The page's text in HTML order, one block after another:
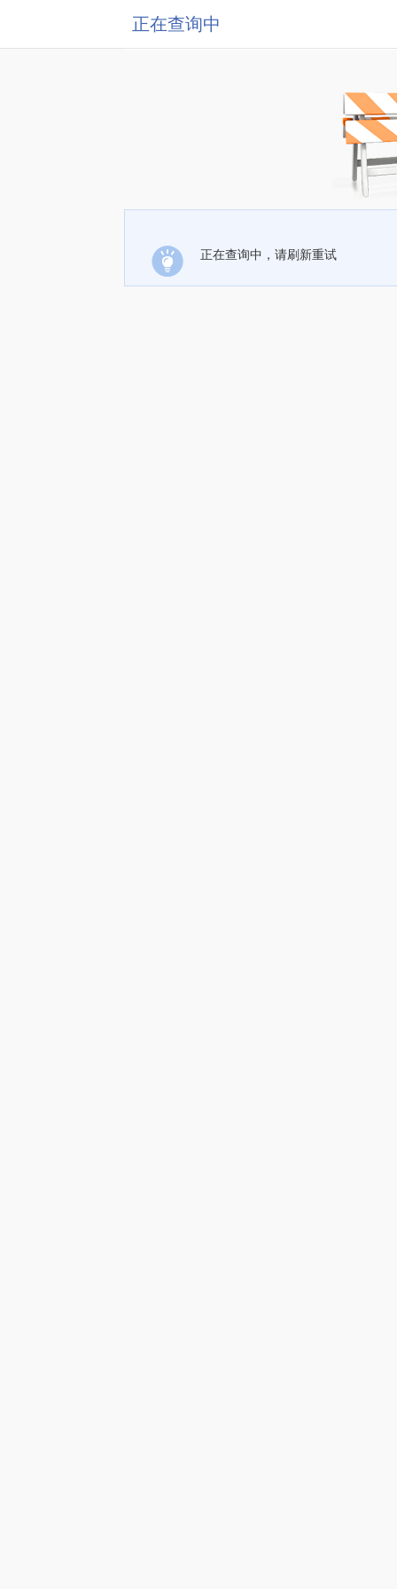
正在查询中
正在查询中，请刷新重试